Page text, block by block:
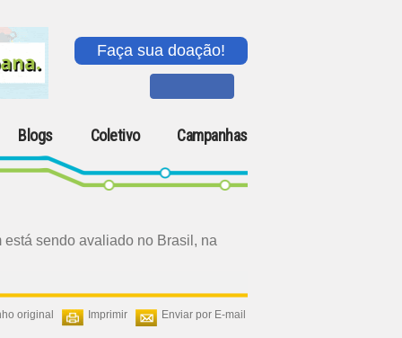
Faça sua doação!
Blogs Coletivo Campanhas
sendo avaliado no Brasil, na
Enviar por E-mail
Imprimir
original